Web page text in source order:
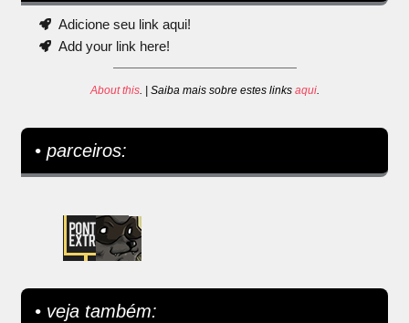
Adicione seu link aqui!
Add your link here!
About this. | Saiba mais sobre estes links aqui.
• parceiros:
• veja também: